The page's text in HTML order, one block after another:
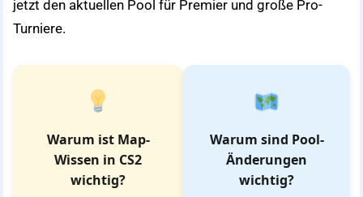
jetzt den aktuellen Pool für Premier und große Pro-
Turniere.
Warum ist Map-
Wissen in CS2
wichtig?
Warum sind Pool-
Änderungen
wichtig?